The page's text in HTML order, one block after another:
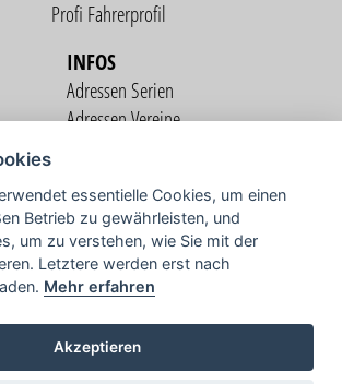
Profi Fahrerprofil
INFOS
Adressen Serien
Adressen Vereine
COMMUNITY
TV
essentielle Cookies, um einen
Betrieb zu gewährleisten, und
um zu verstehen, wie Sie mit der
Letztere werden erst nach
Mehr erfahren
Akzeptieren